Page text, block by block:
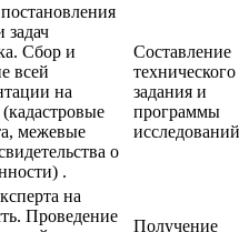
задач
Сбор и
всей
на
(кадастровые
межевые
о
.
Составление
технического
задания и
программы
на
Проведение
Получение